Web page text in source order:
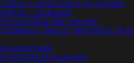
DIELY A SÚČIASTKY NA GITARY
– NÁRADIE
SYSTÉMY PRE GITARY
ŠKOLY, SPEVNÍKY, DVD
BASGITARY
BASGITARY